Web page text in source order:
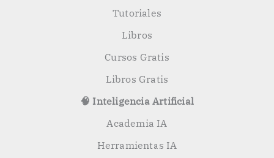
Tutoriales
Libros
Cursos Gratis
Libros Gratis
🧠 Inteligencia Artificial
Academia IA
Herramientas IA